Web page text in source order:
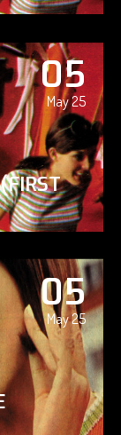
05
May 25
05
May 25